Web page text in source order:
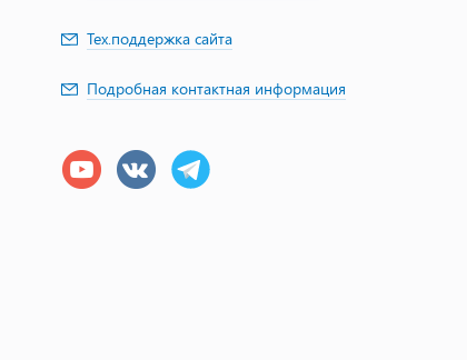
Тех.поддержка сайта
Подробная контактная информация